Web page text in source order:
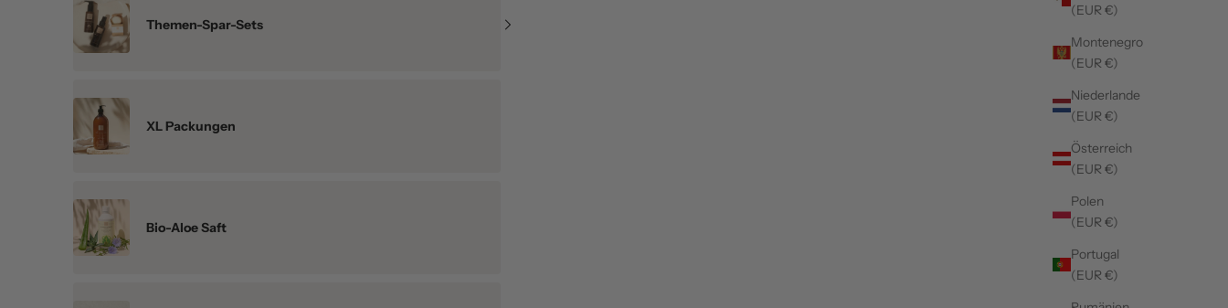
(EUR €)
Montenegro
(EUR €)
Niederlande
(EUR €)
Österreich
(EUR €)
Polen
(EUR €)
Portugal
(EUR €)
Themen-Spar-Sets
XL Packungen
Bio-Aloe Saft